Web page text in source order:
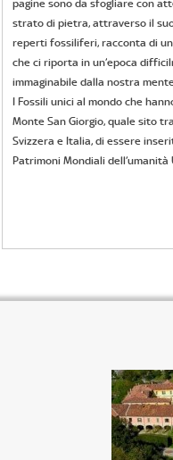
pagine sono da sfogliare con
strato di pietra, attraverso il
reperti fossiliferi, racconta di
che ci riporta in un’epoca
immaginabile dalla nostra
I Fossili unici al mondo che
Monte San Giorgio, quale sito
Svizzera e Italia, di essere
Patrimoni Mondiali dell’umanità